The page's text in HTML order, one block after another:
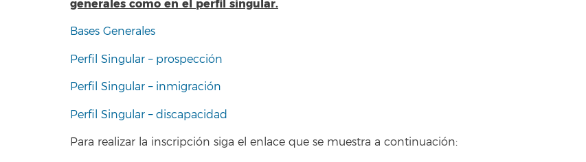
generales como en el perfil singular.
Bases Generales
Perfil Singular – prospección
Perfil Singular – inmigración
Perfil Singular – discapacidad
Para realizar la inscripción siga el enlace que se muestra a continuación: